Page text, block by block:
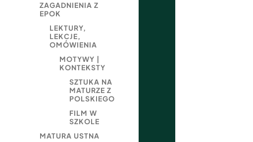
ZAGADNIENIA Z
EPOK
LEKTURY,
LEKCJE,
OMÓWIENIA
MOTYWY |
KONTEKSTY
SZTUKA NA
MATURZE Z
POLSKIEGO
FILM W
SZKOLE
MATURA USTNA